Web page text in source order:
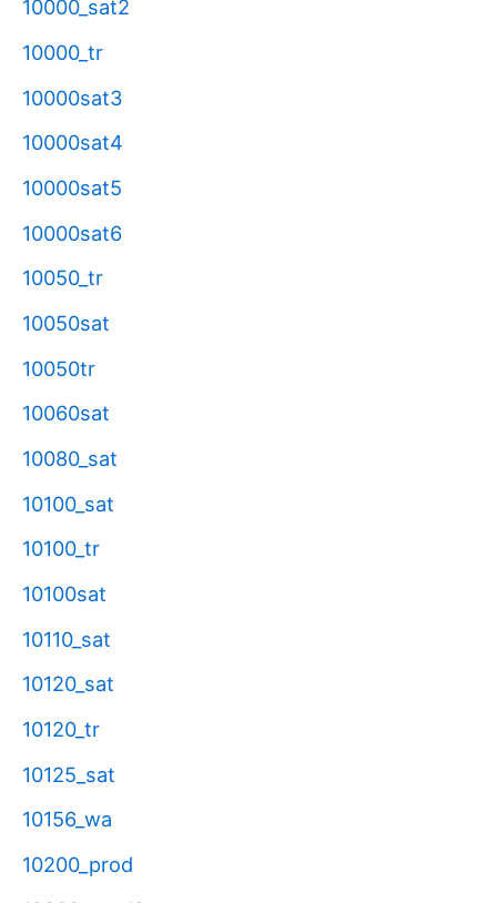
10000_sat2
10000_tr
10000sat3
10000sat4
10000sat5
10000sat6
10050_tr
10050sat
10050tr
10060sat
10080_sat
10100_sat
10100_tr
10100sat
10110_sat
10120_sat
10120_tr
10125_sat
10156_wa
10200_prod